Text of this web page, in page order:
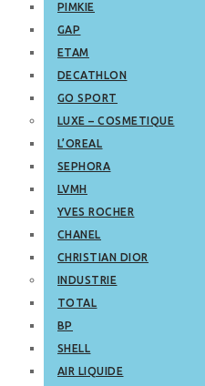
PIMKIE
GAP
ETAM
DECATHLON
GO SPORT
LUXE – COSMETIQUE
L’OREAL
SEPHORA
LVMH
YVES ROCHER
CHANEL
CHRISTIAN DIOR
INDUSTRIE
TOTAL
BP
SHELL
AIR LIQUIDE